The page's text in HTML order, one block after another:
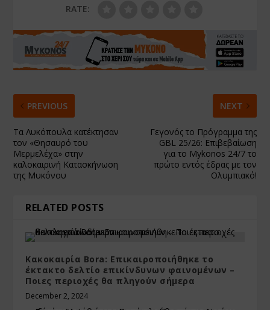
RATE:
PREVIOUS
Τα Λυκόπουλα κατέκτησαν
τον «Θησαυρό του
Μερμελέχα» στην
καλοκαιρινή Κατασκήνωση
της Μυκόνου
NEXT
Γεγονός το Πρόγραμμα της
GBL 25/26: Επιβεβαίωση
για το Mykonos 24/7 το
πρώτο εντός έδρας με τον
Ολυμπιακό!
RELATED POSTS
Κακοκαιρία Bora: Επικαιροποιήθηκε το
έκτακτο δελτίο επικίνδυνων φαινομένων –
Ποιες περιοχές θα πληγούν σήμερα
December 2, 2024